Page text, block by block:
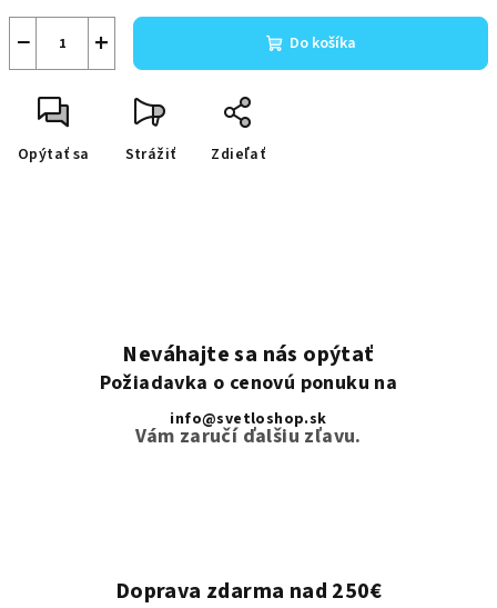
+
− Do košíka
Opýtať sa Strážiť Zdieľať
Neváhajte sa nás opýtať
Požiadavka o cenovú ponuku na
info@svetloshop.sk
Vám zaručí ďalšiu zľavu.
Doprava zdarma nad 250€